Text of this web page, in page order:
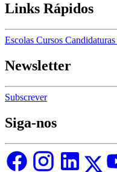
Links Rápidos
Escolas Cursos Candidaturas
Newsletter
Subscrever
Siga-nos